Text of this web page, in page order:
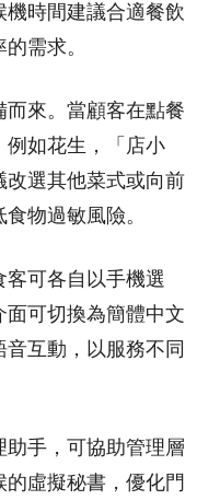
時間建議合適餐飲
需求。
來。當顧客在點餐
例如花生，「店小
選其他菜式或向前
物過敏風險。
可各自以手機選
可切換為簡體中文
互動，以服務不同
手，可協助管理層
虛擬秘書，優化門